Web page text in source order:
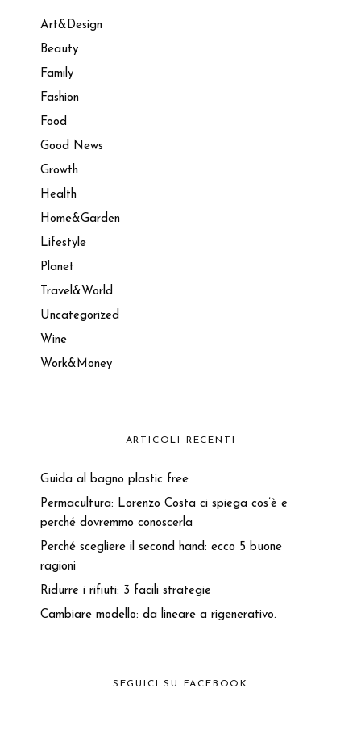
Art&Design
Beauty
Family
Fashion
Food
Good News
Growth
Health
Home&Garden
Lifestyle
Planet
Travel&World
Uncategorized
Wine
Work&Money
ARTICOLI RECENTI
Guida al bagno plastic free
Permacultura: Lorenzo Costa ci spiega cos’è e
perché dovremmo conoscerla
Perché scegliere il second hand: ecco 5 buone
ragioni
Ridurre i rifiuti: 3 facili strategie
Cambiare modello: da lineare a rigenerativo.
SEGUICI SU FACEBOOK